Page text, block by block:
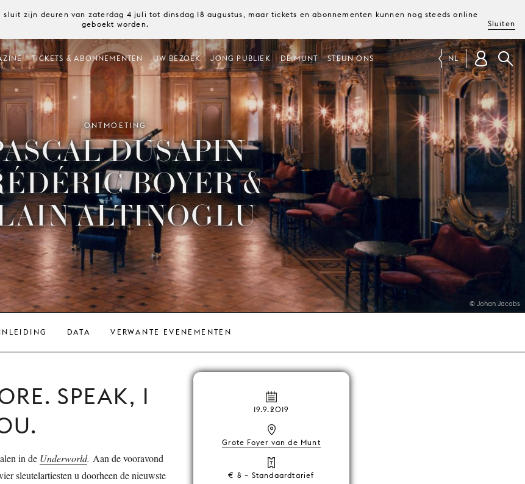
zijn deuren van zaterdag 4 juli tot dinsdag 18 augustus, maar tickets en abonnementen kunnen nog steeds online
geboekt worden.
Sluiten
TICKETS & ABONNEMENTEN UW BEZOEK JONG PUBLIEK DE MUNT STEUN ONS NL
© Johan Jacobs
ONTMOETING
DUSAPIN
BOYER &
ALTINOGLU
INLEIDING DATA VERWANTE EVENEMENTEN
SPEAK, I
in de Underworld. Aan de vooravond
sleutelartiesten u doorheen de nieuwste
19.9.2019
Grote Foyer van de Munt
€ 8 – Standaardtarief